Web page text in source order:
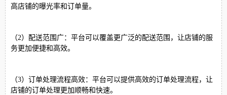
高店铺的曝光率和订单量。
（2）配送范围广：平台可以覆盖更广泛的配送范围，让店铺的服
务更加便捷和高效。
（3）订单处理流程高效：平台可以提供高效的订单处理流程，让
店铺的订单处理更加顺畅和快速。